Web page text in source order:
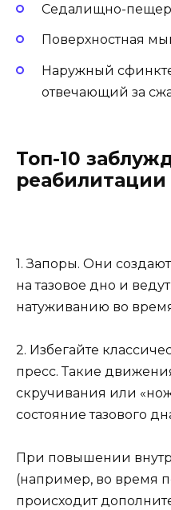
Седалищно-
Поверхностная
Наружный
отвечающий за
Топ-10
реабилитации
1. Запоры. Они
на тазовое дно и
натуживанию во
2. Избегайте
пресс. Такие
скручивания или
состояние тазового
При повышении
(например, во время
происходит